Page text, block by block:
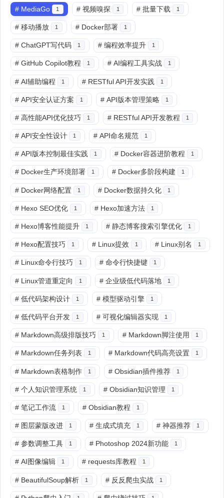
# MediaGo 1 # 视频嗅探 1 # 批量下载 1
# 移动播放 1 # Docker部署 1
# ChatGPT写代码 1 # 编程效率提升 1
# GitHub Copilot教程 1 # AI编程工具实战 1
# AI辅助编程 1 # RESTful API开发实践 1
# API安全认证方案 1 # API版本管理策略 1
# 高性能API优化技巧 1 # RESTful API开发教程 1
# API安全性设计 1 # API命名规范 1
# API版本控制最佳实践 1 # Docker容器进阶教程 1
# Docker生产环境部署 1 # Docker多阶段构建 1
# Docker网络配置 1 # Docker数据持久化 1
# Hexo SEO优化 1 # Hexo加速方法 1
# Hexo博客性能提升 1 # 静态博客搜索引擎优化 1
# Hexo配置技巧 1 # Linux提效 1 # Linux别名 1
# Linux命令行技巧 1 # 命令行快捷键 1
# Linux管道重定向 1 # 企业级低代码落地 1
# 低代码架构设计 1 # 模型驱动引擎 1
# 低代码平台开发 1 # 可视化编辑器实现 1
# Markdown高级排版技巧 1 # Markdown脚注使用 1
# Markdown任务列表 1 # Markdown代码高亮设置 1
# Markdown表格制作 1 # Obsidian插件推荐 1
# 个人知识管理系统 1 # Obsidian知识管理 1
# 笔记工作流 1 # Obsidian教程 1
# 图层蒙版改进 1 # 生成式填充 1 # 神器推荐 1
# 参数调整工具 1 # Photoshop 2024新功能 1
# AI图像编辑 1 # requests库教程 1
# BeautifulSoup解析 1 # 反反爬虫实战 1